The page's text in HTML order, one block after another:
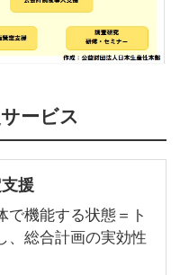
ービス
援
で機能する状態＝ト
、総合計画の実効性